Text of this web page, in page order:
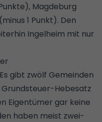
Magdeburg
1 Punkt). Den
Ingelheim mit nur
gibt zwölf Gemeinden
Hebesatz
Eigentümer gar keine
haben meist zwei-